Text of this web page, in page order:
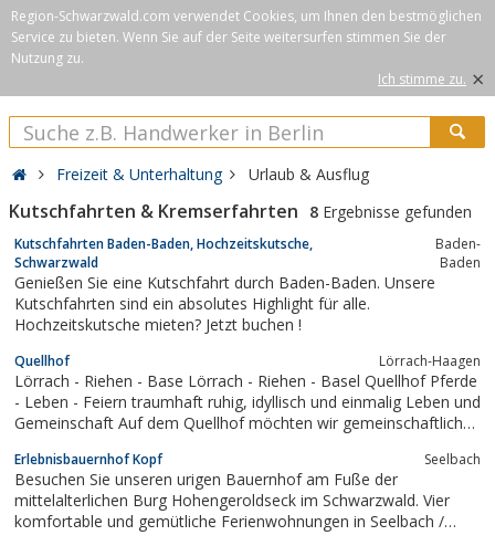
Region-Schwarzwald.com verwendet Cookies, um Ihnen den bestmöglichen
Service zu bieten. Wenn Sie auf der Seite weitersurfen stimmen Sie der
Nutzung zu.
Ich stimme zu. ×
Freizeit & Unterhaltung Urlaub & Ausflug
Kutschfahrten & Kremserfahrten 8 Ergebnisse gefunden
Kutschfahrten Baden-Baden, Hochzeitskutsche,
Schwarzwald
Baden-
Baden
Genießen Sie eine Kutschfahrt durch Baden-Baden. Unsere
Kutschfahrten sind ein absolutes Highlight für alle.
Hochzeitskutsche mieten? Jetzt buchen !
Quellhof Lörrach-Haagen
Lörrach - Riehen - Base Lörrach - Riehen - Basel Quellhof Pferde
- Leben - Feiern traumhaft ruhig, idyllisch und einmalig Leben und
Gemeinschaft Auf dem Quellhof möchten wir gemeinschaftliches
Menschen und Tiere sich begegnen, arbeiten, sich austauschen
und...
Erlebnisbauernhof Kopf Seelbach
Besuchen Sie unseren urigen Bauernhof am Fuße der
mittelalterlichen Burg Hohengeroldseck im Schwarzwald. Vier
komfortable und gemütliche Ferienwohnungen in Seelbach /